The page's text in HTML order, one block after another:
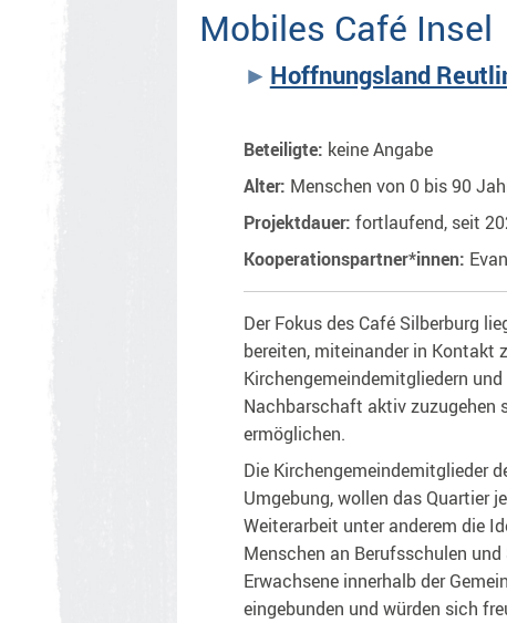
Mobiles Café Insel
Hoffnungsland
Beteiligte: keine Angabe
Alter: Menschen von 0 bis 90
Projektdauer: fortlaufend, seit
Kooperationspartner*innen:
Der Fokus des Café Silberburg
bereiten, miteinander in Kontakt
Kirchengemeindemitgliedern
Nachbarschaft aktiv zuzugehen
ermöglichen.
Die Kirchengemeindemitglieder
Umgebung, wollen das Quartier
Weiterarbeit unter anderem die
Menschen an Berufsschulen
Erwachsene innerhalb der
eingebunden und würden sich